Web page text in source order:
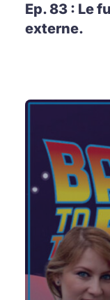
Ep. 83 : Le
externe.